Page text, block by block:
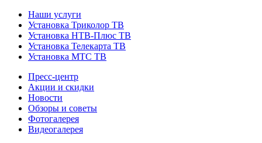
Наши услуги
Установка Триколор ТВ
Установка НТВ-Плюс ТВ
Установка Телекарта ТВ
Установка МТС ТВ
Пресс-центр
Акции и скидки
Новости
Обзоры и советы
Фотогалерея
Видеогалерея